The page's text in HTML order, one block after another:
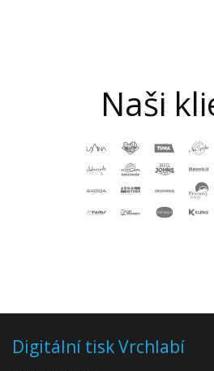
Naši
Digitální tisk Vrchlabí